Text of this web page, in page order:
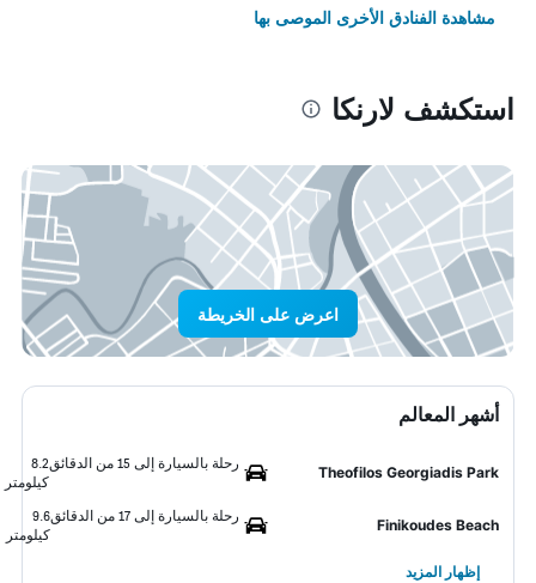
مشاهدة الفنادق الأخرى الموصى بها
استكشف لارنكا
اعرض على الخريطة
أشهر المعالم
Theofilos Georgiadis Park
رحلة بالسيارة إلى 15 من الدقائق
8.2
كيلومتر
Finikoudes Beach
رحلة بالسيارة إلى 17 من الدقائق
9.6
كيلومتر
إظهار المزيد